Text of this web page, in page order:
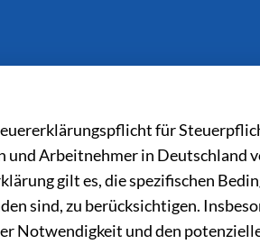
für
Arbeitnehmer in Deutschland
gilt es, die spezifischen
sind, zu berücksichtigen.
Notwendigkeit und den